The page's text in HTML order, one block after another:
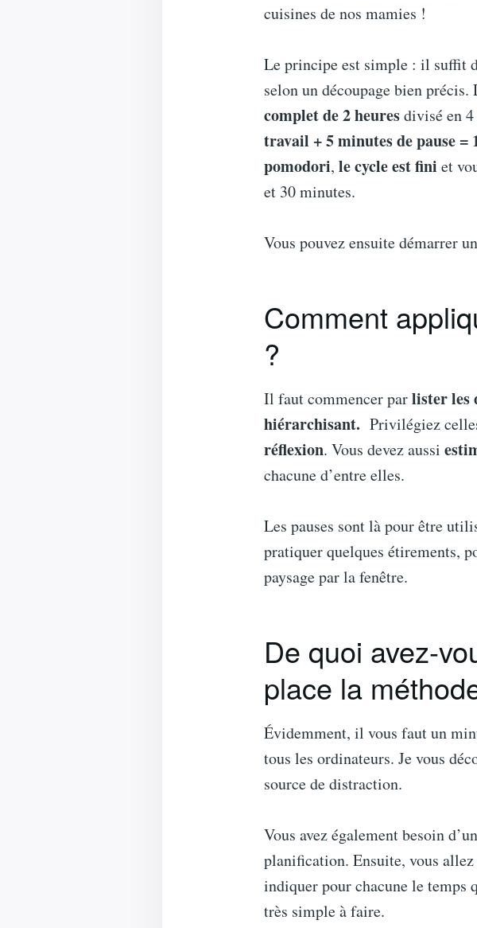
cuisines de nos mamies !
Le principe est simple : il suffit
selon un découpage bien
complet de 2 heuresdivisé en
travail + 5 minutes de pause =
pomodori, le cycle est fini et
et 30 minutes.
Vous pouvez ensuite démarrer
Comment
?
Il faut commencer parlister les
hiérarchisant. Privilégiez
réflexion. Vous devez aussi
chacune d’entre elles.
Les pauses sont là pour être
pratiquer quelques étirements,
paysage par la fenêtre.
De quoi avez-
place la
Évidemment, il vous faut un
tous les ordinateurs. Je vous
source de distraction.
Vous avez également besoin
planification. Ensuite, vous
indiquer pour chacune le temps
très simple à faire.